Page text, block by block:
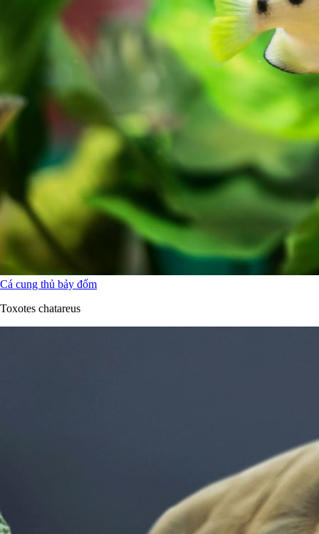
Cá cung thủ bảy đốm
Toxotes chatareus